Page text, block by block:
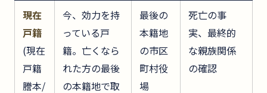
現在
戸籍
(現在
戸籍
謄本/
今、効力を持
っている戸
籍。亡くなら
れた方の最後
の本籍地で取
最後の
本籍地
の市区
町村役
場
死亡の事
実、最終的
な親族関係
の確認